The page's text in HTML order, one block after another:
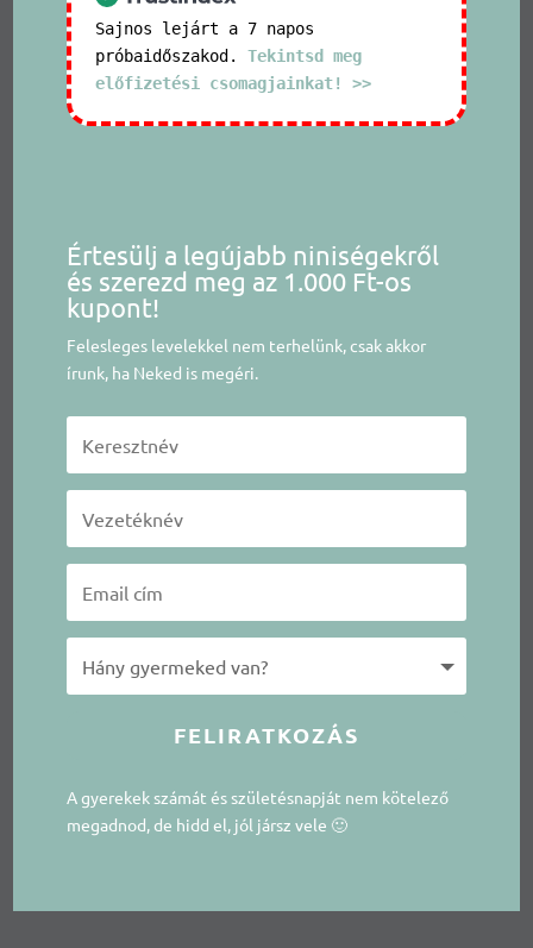
Sajnos lejárt a 7 napos
próbaidőszakod. Tekintsd meg
előfizetési csomagjainkat! >>
Értesülj a legújabb niniségekről
és szerezd meg az 1.000 Ft-os
kupont!
Felesleges levelekkel nem terhelünk, csak akkor
írunk, ha Neked is megéri.
FELIRATKOZÁS
A gyerekek számát és születésnapját nem kötelező
megadnod, de hidd el, jól jársz vele 🙂